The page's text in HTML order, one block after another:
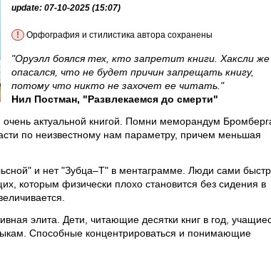
update: 07-10-2025 (15:07)
! Орфография и стилистика автора сохранены
"Оруэлл боялся тех, кто запретит книги. Хаксли же
опасался, что не будет причин запрещать книгу,
потому что никто не захочет ее читать."
Нил Постман, "Развлекаемся до смерти"
очень актуальной книгой. Помни меморандум
по неизвестному нам параметру, причем меньшая
и нет "Зубца–Т" в ментаграмме. Люди сами
которым физически плохо становится без сидения в
элита. Дети, читающие десятки книг в год,
Способные концентрироваться и понимающие